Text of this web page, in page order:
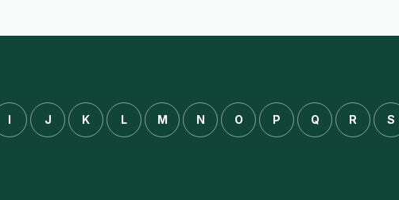
I J K L M N O P Q R S